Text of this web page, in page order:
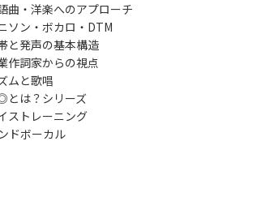
曲・洋楽へのアプローチ
ソン・ボカロ・DTM
と発声の基本構造
作詞家からの視点
ムと歌唱
は？シリーズ
ストレーニング
ドボーカル